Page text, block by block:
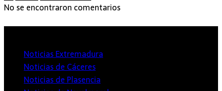
No se encontraron comentarios
Noticias Extremadura
Noticias de Cáceres
Noticias de Plasencia